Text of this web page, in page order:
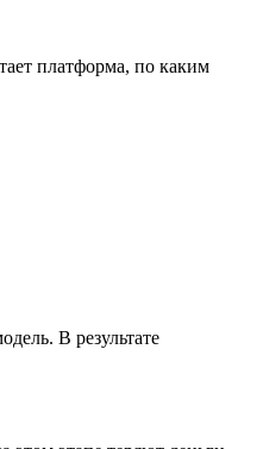
платформа, по каким
В результате